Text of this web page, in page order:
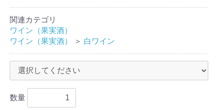
関連カテゴリ
ワイン（果実酒）
ワイン（果実酒）
＞ 白ワイン
数量